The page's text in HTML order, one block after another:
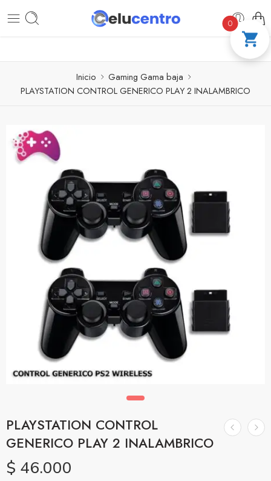
PAGA A CUOTAS CON ADDI COMPRA 100
Inicio
Gaming Gama baja
PLAYSTATION CONTROL GENERICO PLAY 2 INALAMBRICO
PLAYSTATION CONTROL
GENERICO PLAY 2 INALAMBRICO
$ 46.000
0